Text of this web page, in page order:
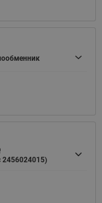
2456024015)